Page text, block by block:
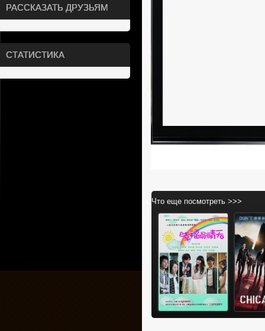
РАССКАЗАТЬ ДРУЗЬЯМ
СТАТИСТИКА
Что еще посмотреть >>>